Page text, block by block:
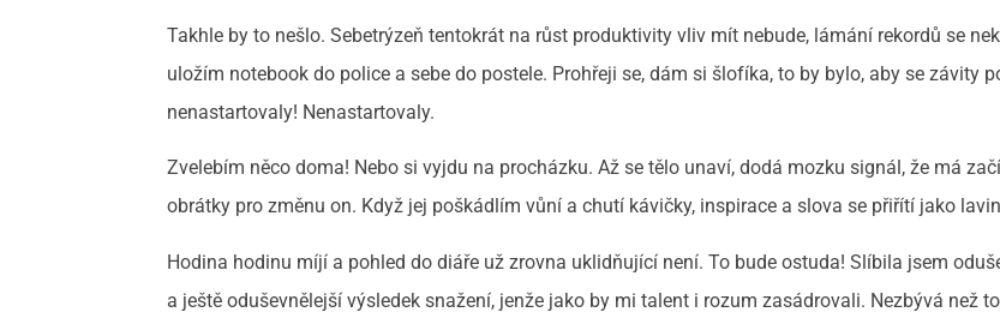
Takhle by to nešlo. Sebetrýzeň tentokrát na růst produktivity vliv mít nebude, lámání rekordů se
uložím notebook do police a sebe do postele. Prohřeji se, dám si šlofíka, to by bylo, aby se závity
nenastartovaly! Nenastartovaly.
Zvelebím něco doma! Nebo si vyjdu na procházku. Až se tělo unaví, dodá mozku signál, že má
obrátky pro změnu on. Když jej poškádlím vůní a chutí kávičky, inspirace a slova se přiřítí jako
Hodina hodinu míjí a pohled do diáře už zrovna uklidňující není. To bude ostuda! Slíbila jsem
a ještě oduševnělejší výsledek snažení, jenže jako by mi talent i rozum zasádrovali. Nezbývá než